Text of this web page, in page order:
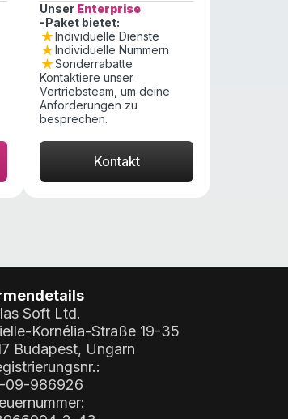
Unser Enterprise
-Paket bietet:
Individuelle Dienste
Individuelle Nummern
Sonderrabatte
Kontaktiere unser
Vertriebsteam, um deine
Anforderungen zu
besprechen.
Kontakt
Soft Ltd.
Kornélia-Straße 19-35
Budapest, Ungarn
09-986926